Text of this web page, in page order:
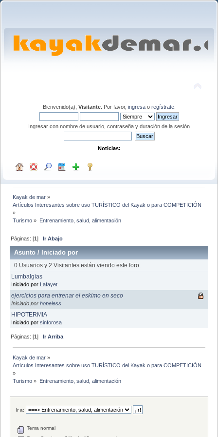
Bienvenido(a), Visitante. Por favor, ingresao regístrate.
Ingresar con nombre de usuario, contraseña y duración de la sesión
Noticias:
Kayak de mar »
Artículos Interesantes sobre uso TURÍSTICO del Kayak o para COMPETICIÓN
»
Turismo » Entrenamiento, salud, alimentación
Páginas: [1]Ir Abajo
Asunto / Iniciado por
0 Usuarios y 2 Visitantes están viendo este foro.
Lumbalgias
Iniciado por Lafayet
ejercicios para entrenar el eskimo en seco
Iniciado por hopeless
HIPOTERMIA
Iniciado por sinforosa
Páginas: [1] Ir Arriba
Kayak de mar »
Artículos Interesantes sobre uso TURÍSTICO del Kayak o para COMPETICIÓN
»
Turismo » Entrenamiento, salud, alimentación
Ir a:
Tema normal